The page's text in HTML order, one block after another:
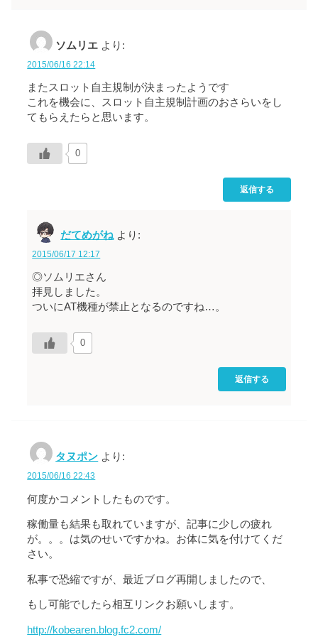
ソムリエ より:
2015/06/16 22:14
またスロット自主規制が決まったようです
これを機会に、スロット自主規制計画のおさらいをし
てもらえたらと思います。
0
返信する
だてめがね より:
2015/06/17 12:17
◎ソムリエさん
拝見しました。
ついにAT機種が禁止となるのですね…。
0
返信する
タヌポン より:
2015/06/16 22:43
何度かコメントしたものです。
稼働量も結果も取れていますが、記事に少しの疲れ
が。。。は気のせいですかね。お体に気を付けてくだ
さい。
私事で恐縮ですが、最近ブログ再開しましたので、
もし可能でしたら相互リンクお願いします。
http://kobearen.blog.fc2.com/